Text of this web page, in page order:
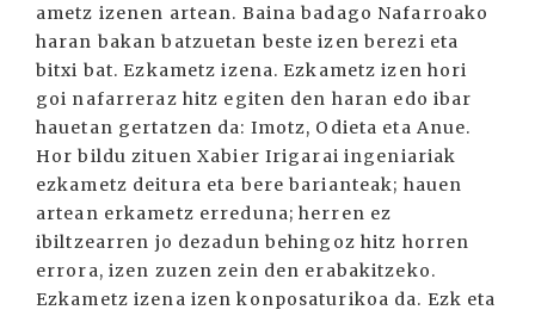
ametz izenen artean. Baina badago Nafarroako
haran bakan batzuetan beste izen berezi eta
bitxi bat. Ezkametz izena. Ezkametz izen hori
goi nafarreraz hitz egiten den haran edo ibar
hauetan gertatzen da: Imotz, Odieta eta Anue.
Hor bildu zituen Xabier Irigarai ingeniariak
ezkametz deitura eta bere barianteak; hauen
artean erkametz erreduna; herren ez
ibiltzearren jo dezadun behingoz hitz horren
errora, izen zuzen zein den erabakitzeko.
Ezkametz izena izen konposaturikoa da. Ezk eta